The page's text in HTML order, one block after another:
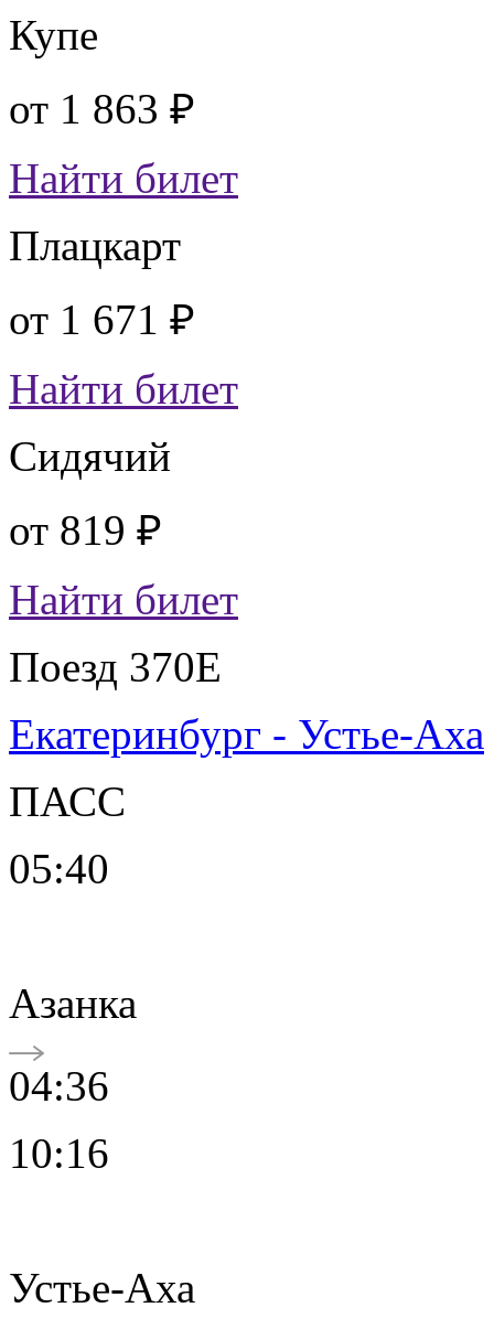
Купе
от 1 863 ₽
Найти билет
Плацкарт
от 1 671 ₽
Найти билет
Сидячий
от 819 ₽
Найти билет
Поезд 370Е
Екатеринбург - Устье-Аха
ПАСС
05:40
Азанка
04:36
10:16
Устье-Аха